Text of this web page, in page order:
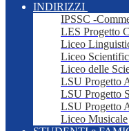
INDIRIZZI
IPSSC -
LES Progetto
Liceo
Liceo
Liceo delle
LSU Progetto
LSU Progetto
LSU Progetto
Liceo Musicale